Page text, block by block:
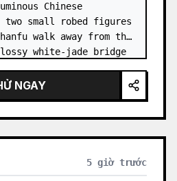
Chinese
small robed figures
walk away from the
white-jade bridge
still l…
NGAY
5 giờ trước